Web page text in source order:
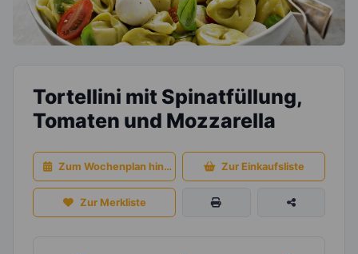
Tortellini mit Spinatfüllung,
Tomaten und Mozzarella
Zum Wochenplan hinzufügen Zur Einkaufsliste
Zur Merkliste